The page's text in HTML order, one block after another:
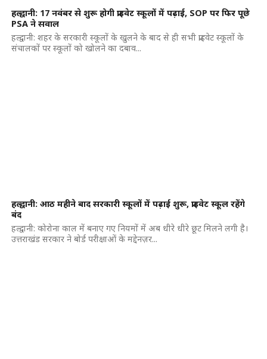
हल्द्वानी: 17 नवंबर से शुरू होगी प्राइवेट स्कूलों में पढ़ाई, SOP पर फिर पूछे
PSA ने सवाल
हल्द्वानी: शहर के सरकारी स्कूलों के खुलने के बाद से ही सभी प्राइवेट स्कूलों के
संचालकों पर स्कूलों को खोलने का दबाव...
हल्द्वानी: आठ महीने बाद सरकारी स्कूलों में पढ़ाई शुरू, प्राइवेट स्कूल रहेंगे
बंद
हल्द्वानी: कोरोना काल में बनाए गए नियमों में अब धीरे धीरे छूट मिलने लगी है।
उत्तराखंड सरकार ने बोर्ड परीक्षाओं के मद्देनज़र...